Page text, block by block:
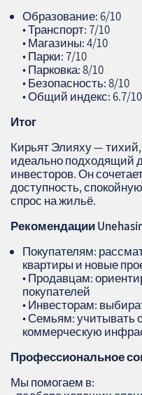
Образование: 6/10
• Транспорт: 7/10
• Магазины: 4/10
• Парки: 7/10
• Парковка: 8/10
• Безопасность: 8/10
• Общий индекс: 6.7/10
Итог
Кирьят Элияху —
идеально подходящий
инвесторов. Он
доступность,
спрос на жильё.
Рекомендации
Покупателям:
квартиры и новые
• Продавцам:
покупателей
• Инвесторам:
• Семьям: учитывать
коммерческую
Профессиональное
Мы помогаем в: